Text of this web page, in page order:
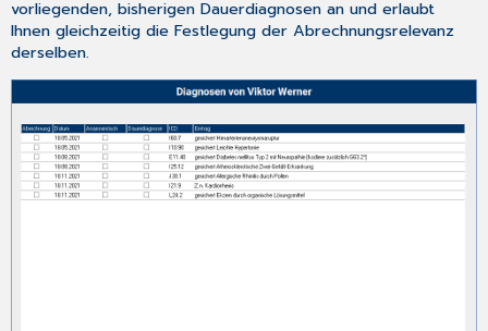
eAU
zum
Versand
-
Patienten
ohne
vorliegenden, bisherigen Dauerdiagnosen an und erlaubt
Ihnen gleichzeitig die Festlegung der Abrechnungsrelevanz
derselben.